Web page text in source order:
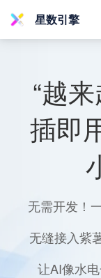
星数引擎
“越
插即
无需开发！
无缝接入紫
让AI像水